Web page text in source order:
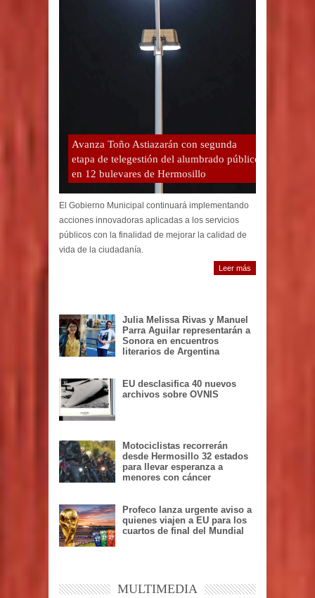
Avanza Toño Astiazarán con segunda
etapa de telegestión del alumbrado público
en 12 bulevares de Hermosillo
El Gobierno Municipal continuará implementando
acciones innovadoras aplicadas a los servicios
públicos con la finalidad de mejorar la calidad de
vida de la ciudadanía.
Leer más
Julia Melissa Rivas y Manuel
Parra Aguilar representarán a
Sonora en encuentros
literarios de Argentina
EU desclasifica 40 nuevos
archivos sobre OVNIS
Motociclistas recorrerán
desde Hermosillo 32 estados
para llevar esperanza a
menores con cáncer
Profeco lanza urgente aviso a
quienes viajen a EU para los
cuartos de final del Mundial
MULTIMEDIA